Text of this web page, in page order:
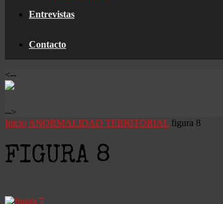
Entrevistas
Contacto
<--
-->
Inicio ANORMALIDAD TERRITORIAL figura 8
FIGURA 8